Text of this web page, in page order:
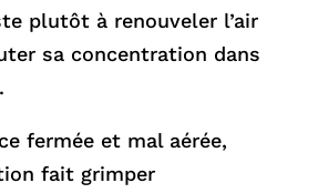
plutôt à renouveler l’air
sa concentration dans
fermée et mal aérée,
fait grimper